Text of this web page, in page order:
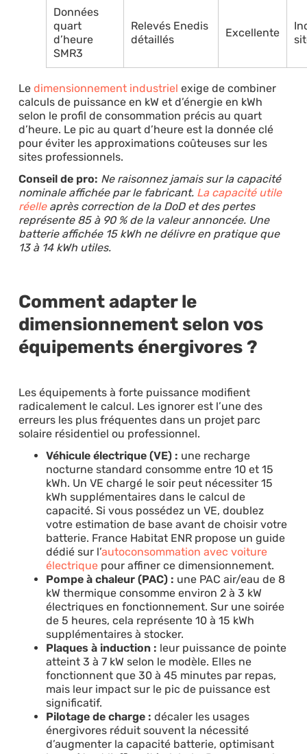
Données
quart
d’heure
SMR3
Relevés Enedis
détaillés
Excellente
Le dimensionnement industriel exige de combiner
calculs de puissance en kW et d’énergie en kWh
selon le profil de consommation précis au quart
d’heure. Le pic au quart d’heure est la donnée clé
pour éviter les approximations coûteuses sur les
sites professionnels.
Conseil de pro: Ne raisonnez jamais sur la capacité
nominale affichée par le fabricant. La capacité utile
réelleaprès correction de la DoD et des pertes
représente 85 à 90 % de la valeur annoncée. Une
batterie affichée 15 kWh ne délivre en pratique que
13 à 14 kWh utiles.
Comment adapter le
dimensionnement selon vos
équipements énergivores ?
Les équipements à forte puissance modifient
radicalement le calcul. Les ignorer est l’une des
erreurs les plus fréquentes dans un projet parc
solaire résidentiel ou professionnel.
Véhicule électrique (VE) : une recharge
nocturne standard consomme entre 10 et 15
kWh. Un VE chargé le soir peut nécessiter 15
kWh supplémentaires dans le calcul de
capacité. Si vous possédez un VE, doublez
votre estimation de base avant de choisir votre
batterie. France Habitat ENR propose un guide
dédié sur l’autoconsommation avec voiture
électriquepour affiner ce dimensionnement.
Pompe à chaleur (PAC) : une PAC air/eau de 8
kW thermique consomme environ 2 à 3 kW
électriques en fonctionnement. Sur une soirée
de 5 heures, cela représente 10 à 15 kWh
supplémentaires à stocker.
Plaques à induction : leur puissance de pointe
atteint 3 à 7 kW selon le modèle. Elles ne
fonctionnent que 30 à 45 minutes par repas,
mais leur impact sur le pic de puissance est
significatif.
Pilotage de charge : décaler les usages
énergivores réduit souvent la nécessité
d’augmenter la capacité batterie, optimisant